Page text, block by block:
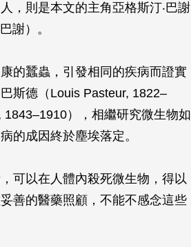
，則是本文的主角亞格斯汀‧巴謝
謝）。
的蠶蟲，引發相同的疾病而證實
斯德（Louis Pasteur, 1822–
），相繼研究微生物如
的成因終於塵埃落定。
可以在人體內殺死微生物，得以
善的醫藥照顧，不能不感念這些